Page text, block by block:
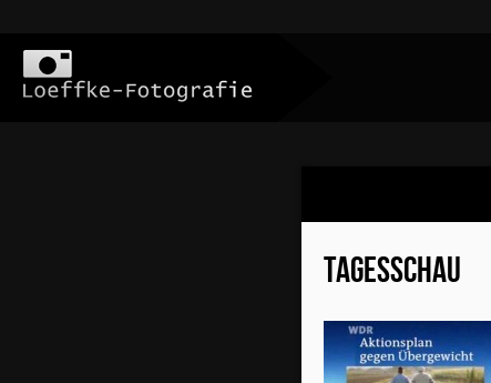
TAGESSCHAU